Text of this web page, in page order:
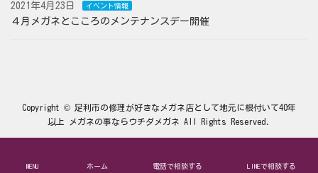
2021年4月23日 イベント情報
４月メガネとこころのメンテナンスデー開催
Copyright © 足利市の修理が好きなメガネ店として地元に根付いて40年
以上 メガネの事ならウチダメガネ All Rights Reserved.
MENU ホーム 電話で相談する LINEで相談する